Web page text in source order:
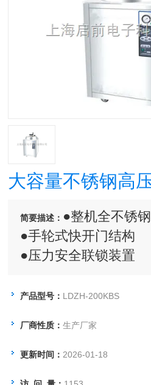
大容量不锈钢高
简要描述： ●整机全不锈钢
●手轮式快开门结构
●压力安全联锁装置
●指示灯显示工作状态
●温度任意设定（
●超压自泄0.145-
产品型号： LDZH-200KBS
厂商性质：生产厂家
更新时间： 2026-01-18